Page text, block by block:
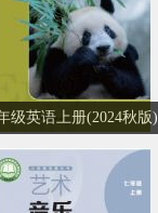
级英语上册(2024秋版)